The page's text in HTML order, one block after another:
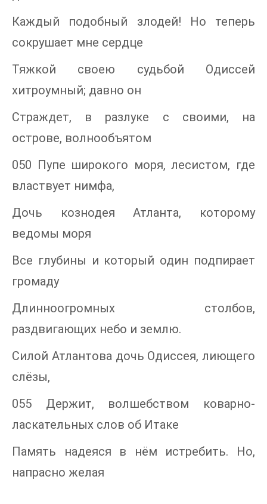
Каждый подобный злодей! Но теперь
сокрушает мне сердце
Тяжкой своею судьбой Одиссей
хитроумный; давно он
Страждет, в разлуке с своими, на
острове, волнообъятом
050 Пупе широкого моря, лесистом, где
властвует нимфа,
Дочь кознодея Атланта, которому
ведомы моря
Все глубины и который один подпирает
громаду
Длинноогромных столбов,
раздвигающих небо и землю.
Силой Атлантова дочь Одиссея, лиющего
слёзы,
055 Держит, волшебством коварно-
ласкательных слов об Итаке
Память надеяся в нём истребить. Но,
напрасно желая